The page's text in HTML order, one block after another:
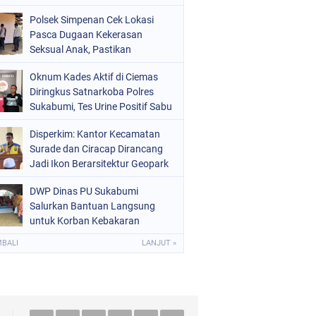
Polsek Simpenan Cek Lokasi
Pasca Dugaan Kekerasan
Seksual Anak, Pastikan
Oknum Kades Aktif di Ciemas
Diringkus Satnarkoba Polres
Sukabumi, Tes Urine Positif Sabu
Disperkim: Kantor Kecamatan
Surade dan Ciracap Dirancang
Jadi Ikon Berarsitektur Geopark
DWP Dinas PU Sukabumi
Salurkan Bantuan Langsung
untuk Korban Kebakaran
LANJUT »